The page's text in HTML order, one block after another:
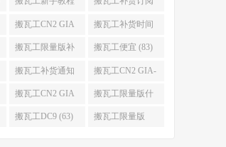
(98) (98)
搬瓦工CN2 GIA
限量版 (90)
搬瓦工补货时间
(89)
搬瓦工限量版补
货 (84)
搬瓦工便宜 (83)
搬瓦工补货通知
QQ群 (76)
搬瓦工CN2 GIA-
E便宜套餐 (76)
搬瓦工CN2 GIA
限量版补货 (67)
搬瓦工限量版什
么时候补货 (67)
搬瓦工DC9 (63) 搬瓦工限量版